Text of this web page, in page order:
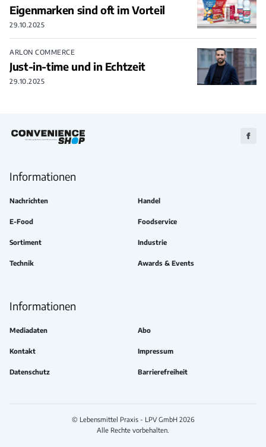
Eigenmarken sind oft im Vorteil
29.10.2025
ARLON COMMERCE
Just-in-time und in Echtzeit
29.10.2025
Zu
Informationen
Nachrichten Handel
E-Food Foodservice
Sortiment Industrie
Technik Awards & Events
Informationen
Mediadaten Abo
Kontakt Impressum
Datenschutz Barrierefreiheit
© Lebensmittel Praxis - LPV GmbH 2026
Alle Rechte vorbehalten.